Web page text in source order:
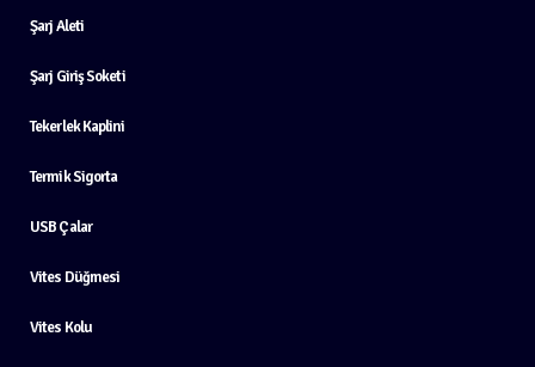
Şarj Aleti
Şarj Giriş Soketi
Tekerlek Kaplini
Termik Sigorta
USB Çalar
Vites Düğmesi
Vites Kolu